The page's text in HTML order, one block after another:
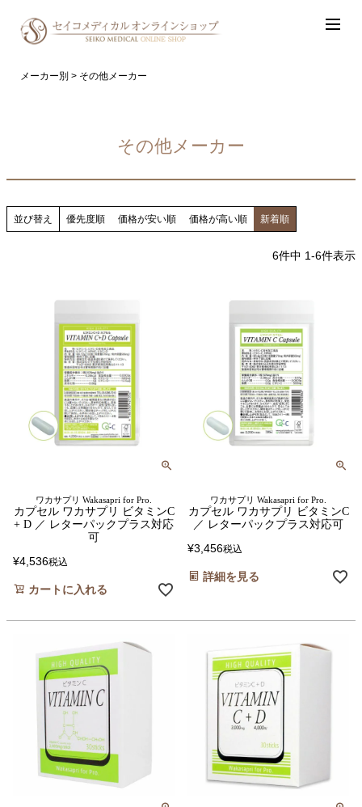
メーカー別 その他メーカー
その他メーカー
並び替え 優先度順 価格が安い順 価格が高い順 新着順
6件中 1-6件表示
ワカサプリ Wakasapri for Pro.
カプセル ワカサプリ ビタミンC
+ D ／ レターパックプラス対応
可
¥4,536税込
カートに入れる
ワカサプリ Wakasapri for Pro.
カプセル ワカサプリ ビタミンC
／ レターパックプラス対応可
¥3,456税込
詳細を見る